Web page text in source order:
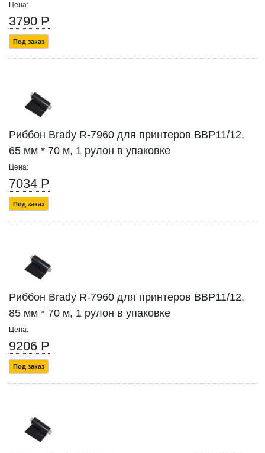
Цена:
3790 Р
Под заказ
Риббон Brady R-7960 для принтеров BBP11/12,
65 мм * 70 м, 1 рулон в упаковке
Цена:
7034 Р
Под заказ
Риббон Brady R-7960 для принтеров BBP11/12,
85 мм * 70 м, 1 рулон в упаковке
Цена:
9206 Р
Под заказ